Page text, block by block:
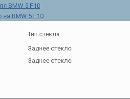
BMW 5 F10
на BMW 5 F10
Тип стекла
Заднее стекло
Заднее стекло